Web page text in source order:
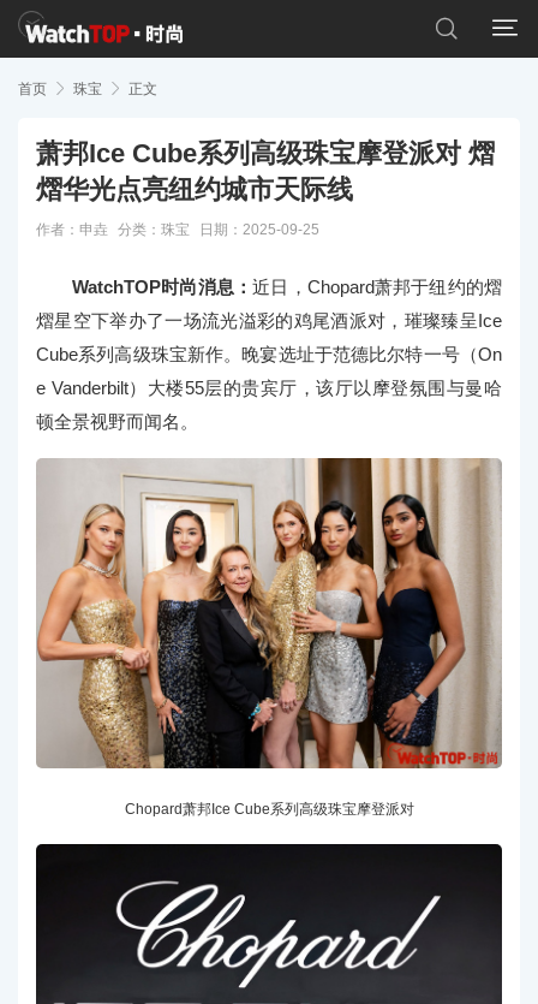


首页  珠宝  正文
萧邦Ice Cube系列高级珠宝摩登派对 熠
熠华光点亮纽约城市天际线
作者：申垚 分类： 珠宝 日期：2025-09-25
WatchTOP时尚消息：近日，Chopard萧邦于纽约的熠
熠星空下举办了一场流光溢彩的鸡尾酒派对，璀璨臻呈Ice
Cube系列高级珠宝新作。晚宴选址于范德比尔特一号（On
e Vanderbilt）大楼55层的贵宾厅，该厅以摩登氛围与曼哈
顿全景视野而闻名。
Chopard萧邦Ice Cube系列高级珠宝摩登派对